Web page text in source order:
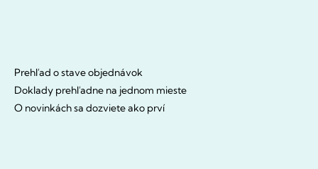
Prehľad o stave objednávok
Doklady prehľadne na jednom mieste
O novinkách sa dozviete ako prví